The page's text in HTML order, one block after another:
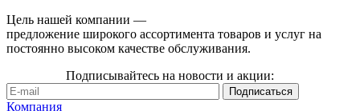
Цель нашей компании —
предложение широкого ассортимента товаров и услуг на
постоянно высоком качестве обслуживания.
Подписывайтесь на новости и акции:
Компания